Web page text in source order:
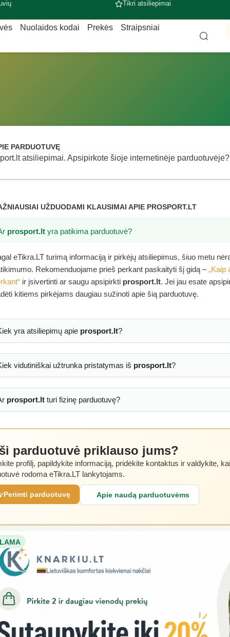
Tikri atsiliepimai
Nuolaidos kodai Prekės Straipsniai
PARDUOTUVĘ
atsiliepimai. Apsipirkote šioje internetinėje
UŽDUODAMI KLAUSIMAI APIE PROSPORT.LT
prosport.lt yra patikima parduotuvė?
eTikra.LT turimą informaciją ir pirkėjų atsiliepimus, šiuo metu
Rekomenduojame prieš perkant paskaityti šį gidą –„Kaip
ir įsivertinti ar saugu apsipirkti prosport.lt. Jei jau esate
kitiems pirkėjams daugiau sužinoti apie šią parduotuvę.
yra atsiliepimų apie prosport.lt?
vidutiniškai užtrunka pristatymas iš prosport.lt?
prosport.ltturi fizinę parduotuvę?
parduotuvė priklauso jums?
profilį, papildykite informaciją, pridėkite kontaktus ir valdykite,
rodoma eTikra.LT lankytojams.
Perimti parduotuvę Apie naudą parduotuvėms